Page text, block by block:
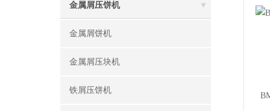
金属屑压饼机
金属屑饼机
金属屑压块机
铁屑压饼机